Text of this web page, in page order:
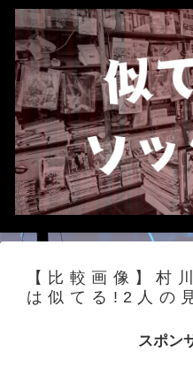
【比較画像】村
は似てる!2人の
スポン